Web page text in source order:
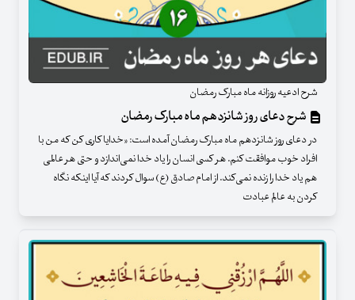
شرح ادعیه روزانه ماه مبارک رمضان
شرح دعای روز شانزدهم ماه مبارک رمضان
در دعای روز شانزدهم ماه مبارک رمضان آمده است: «خدایا کاری کن که من با
افراد خوب موافقت کنم. هر کسی انسان را یاد خدا نمی‌اندازد و حتی هر عالمی
هم یاد خدا را زنده نمی‌کند. از امام صادق (ع) سوال کردند که آیا اینکه نگاه
کردن به عالم عبادت